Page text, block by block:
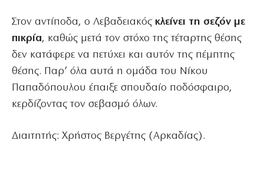
Στον αντίποδα, ο Λεβαδειακός κλείνει τη σεζόν με
πικρία, καθώς μετά τον στόχο της τέταρτης θέσης
δεν κατάφερε να πετύχει και αυτόν της πέμπτης
θέσης. Παρ’ όλα αυτά η ομάδα του Νίκου
Παπαδόπουλου έπαιξε σπουδαίο ποδόσφαιρο,
κερδίζοντας τον σεβασμό όλων.
Διαιτητής: Χρήστος Bεργέτης (Αρκαδίας).